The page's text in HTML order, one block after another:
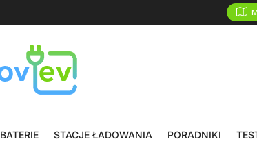
BATERIE STACJE ŁADOWANIA PORADNIKI